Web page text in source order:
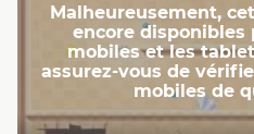
Malheureusement,
encore disponibles
mobiles et les
assurez-vous de
mobiles de